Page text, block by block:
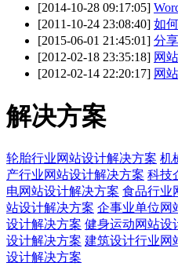
[2014-10-28 09:17:05]
[2011-10-24 23:08:40] 如
[2015-06-01 21:45:01] 分
[2012-02-18 23:35:18] 网
[2012-02-14 22:20:17] 网
解决方案
轮胎行业网站设计解决方案 机
产行业网站设计解决方案 科技
电网站设计解决方案 食品行业
站设计解决方案 企事业单位网
设计解决方案 健身运动网站设
设计解决方案 建筑设计行业网
设计解决方案